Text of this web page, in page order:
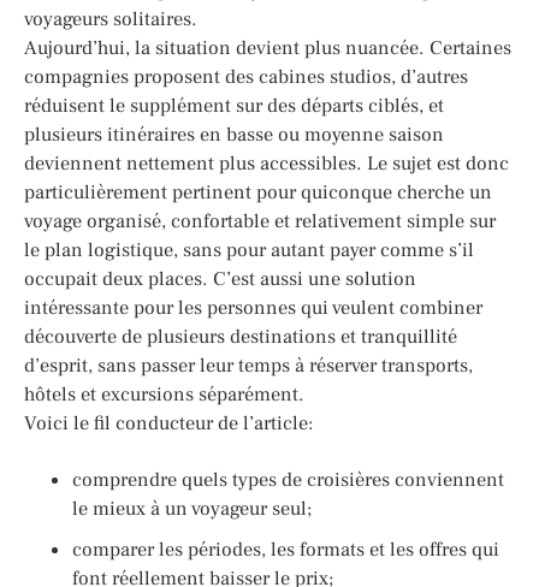
voyageurs solitaires.
Aujourd’hui, la situation devient plus nuancée. Certaines
compagnies proposent des cabines studios, d’autres
réduisent le supplément sur des départs ciblés, et
plusieurs itinéraires en basse ou moyenne saison
deviennent nettement plus accessibles. Le sujet est donc
particulièrement pertinent pour quiconque cherche un
voyage organisé, confortable et relativement simple sur
le plan logistique, sans pour autant payer comme s’il
occupait deux places. C’est aussi une solution
intéressante pour les personnes qui veulent combiner
découverte de plusieurs destinations et tranquillité
d’esprit, sans passer leur temps à réserver transports,
hôtels et excursions séparément.
Voici le fil conducteur de l’article:
comprendre quels types de croisières conviennent
le mieux à un voyageur seul;
comparer les périodes, les formats et les offres qui
font réellement baisser le prix;